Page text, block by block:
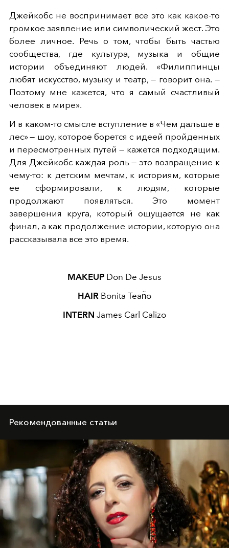
Джейкобс не воспринимает все это как какое-то
громкое заявление или символический жест. Это
более личное. Речь о том, чтобы быть частью
сообщества, где культура, музыка и общие
истории объединяют людей. «Филиппинцы
любят искусство, музыку и театр, — говорит она. —
Поэтому мне кажется, что я самый счастливый
человек в мире».
И в каком-то смысле вступление в «Чем дальше в
лес» — шоу, которое борется с идеей пройденных
и пересмотренных путей — кажется подходящим.
Для Джейкобс каждая роль — это возвращение к
чему-то: к детским мечтам, к историям, которые
ее сформировали, к людям, которые
продолжают появляться. Это момент
завершения круга, который ощущается не как
финал, а как продолжение истории, которую она
рассказывала все это время.
MAKEUP Don De Jesus
HAIR Bonita Tean̈o
INTERN James Carl Calizo
Рекомендованные статьи